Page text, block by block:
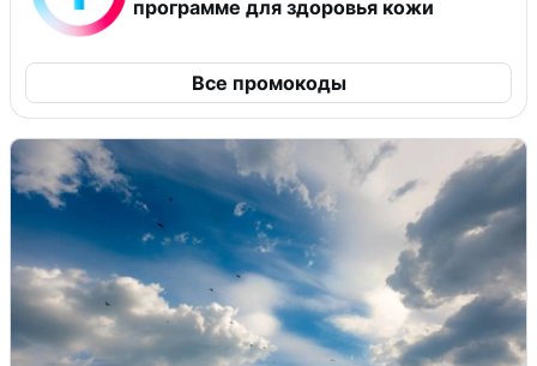
программе для здоровья кожи
Все промокоды